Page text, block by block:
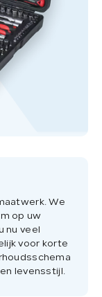
We
op uw
nu veel
voor korte
levensstijl.